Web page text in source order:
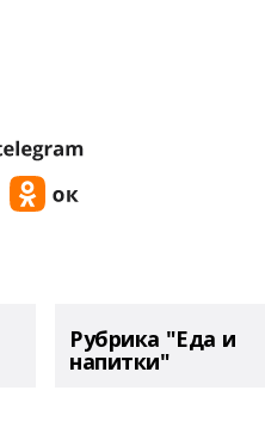
Рубрика "Еда и
напитки"